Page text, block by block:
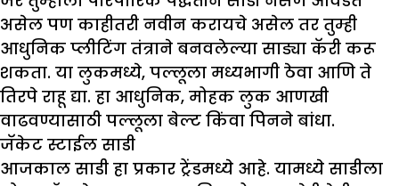
असेल पण काहीतरी नवीन करायचे असेल तर तुम्ही
आधुनिक प्लीटिंग तंत्राने बनवलेल्या साड्या कॅरी करू
शकता. या लुकमध्ये, पल्लूला मध्यभागी ठेवा आणि ते
तिरपे राहू द्या. हा आधुनिक, मोहक लुक आणखी
वाढवण्यासाठी पल्लूला बेल्ट किंवा पिनने बांधा.
जॅकेट स्टाईल साडी
आजकाल साडी हा प्रकार ट्रेंडमध्ये आहे. यामध्ये साडीला